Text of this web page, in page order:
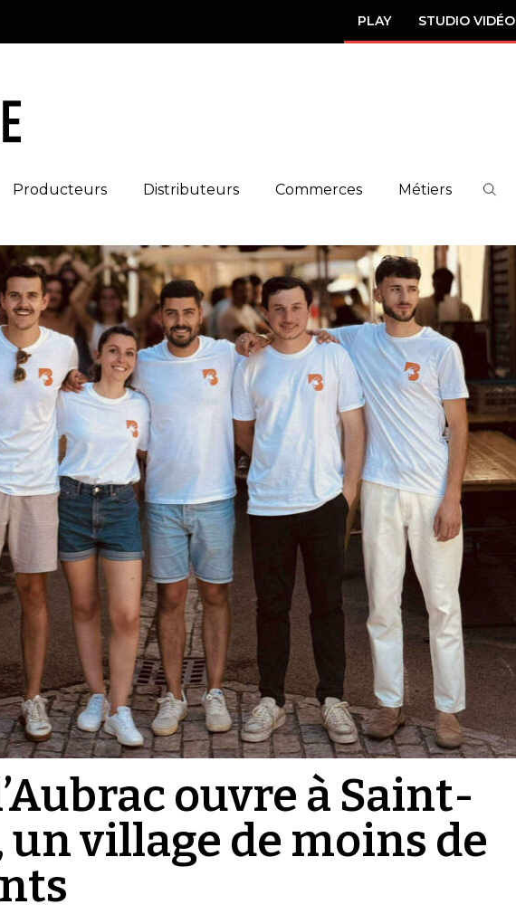
PLAY STUDIO VIDÉO
Producteurs Distributeurs Commerces Métiers
ouvre à Saint-
un village de moins de